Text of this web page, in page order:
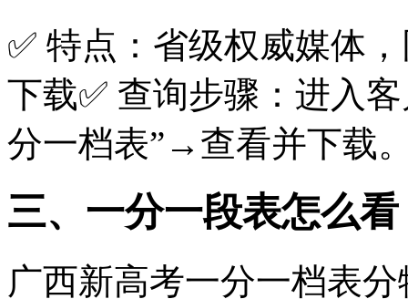
✅ 特点：省级权威媒体
下载✅ 查询步骤：进入
分一档表”→查看并下载
三、一分一段表怎么
广西新高考一分一档表